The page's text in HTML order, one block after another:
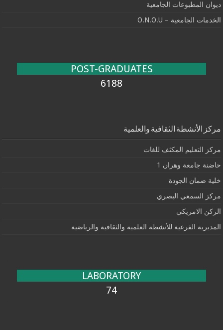
ديوان المطبوعات الجامعية
الخدمات الجامعية – O.N.O.U
POST-GRADUATES
6188
مركز الأنشطة الثقافية والعلمية
مركز التعليم المكثف للغات
حاضنة جامعة وهران 1
خلية ضمان الجودة
مركز السمعي البصري
الركن الامريكي
المديرية الفرعية للأنشطة العلمية والثقافية والرياضية
LABORATORY
74